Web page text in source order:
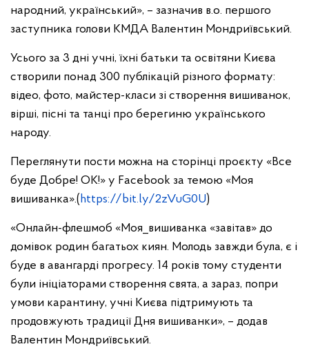
народний, український», – зазначив в.о. першого
заступника голови КМДА Валентин Мондриївський.
Усього за 3 дні учні, їхні батьки та освітяни Києва
створили понад 300 публікацій різного формату:
відео, фото, майстер-класи зі створення вишиванок,
вірші, пісні та танці про берегиню українського
народу.
Переглянути пости можна на сторінці проєкту «Все
буде Добре! ОК!» у Facebook за темою «Моя
вишиванка».(https://bit.ly/2zVuG0U)
«Онлайн-флешмоб «Моя_вишиванка «завітав» до
домівок родин багатьох киян. Молодь завжди була, є і
буде в авангарді прогресу. 14 років тому студенти
були ініціаторами створення свята, а зараз, попри
умови карантину, учні Києва підтримують та
продовжують традиції Дня вишиванки», – додав
Валентин Мондриївський.